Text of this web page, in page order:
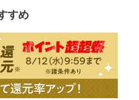
すめ